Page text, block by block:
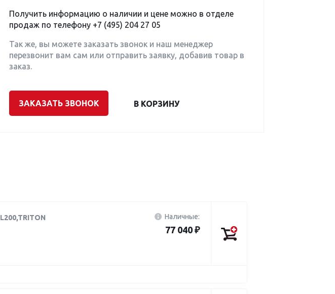
Получить информацию о наличии и цене можно в отделе
продаж по телефону +7 (495) 204 27 05
Так же, вы можете заказать звонок и наш менеджер
перезвонит вам сам или отправить заявку, добавив товар в
заказ.
ЗАКАЗАТЬ ЗВОНОК В КОРЗИНУ
L200,TRITON Наличные:
77 040 ₽